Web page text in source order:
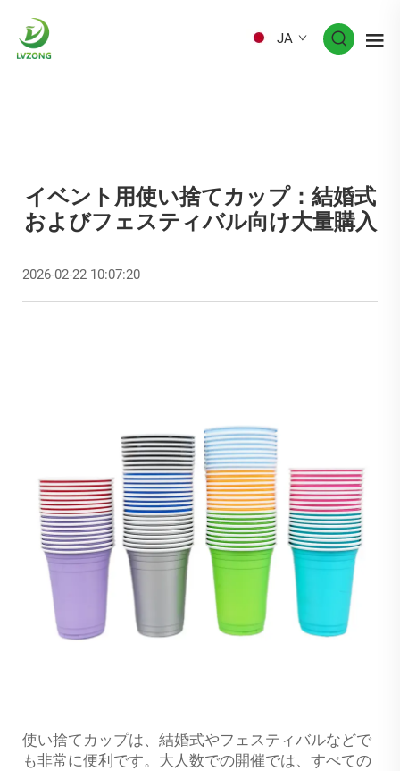
JA
イベント用使い捨てカップ：結婚式
およびフェスティバル向け大量購入
2026-02-22 10:07:20
使い捨てカップは、結婚式やフェスティバルなどで
も非常に便利です。大人数での開催では、すべての